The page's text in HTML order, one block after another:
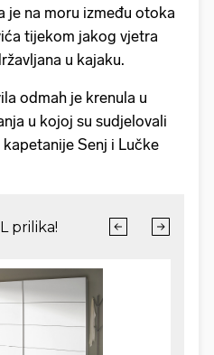
je na moru između otoka
tijekom jakog vjetra
u kajaku.
odmah je krenula u
u kojoj su sudjelovali
Senj i Lučke